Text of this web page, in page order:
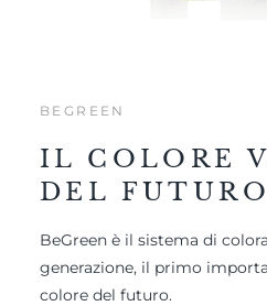
BEGREEN
IL COLORE
DEL FUTURO
BeGreen è il sistema di
generazione, il primo
colore del futuro.